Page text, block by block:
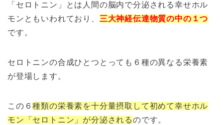
「セロトニン」とは人間の脳内で分泌される幸せホル
モンともいわれており、 三大神経伝達物質の中の１つ
です。
セロトニンの合成ひとつとっても６種の異なる栄養素
が登場します。
この６種類の栄養素を十分量摂取して初めて幸せホル
モン「セロトニン」が分泌されるのです。